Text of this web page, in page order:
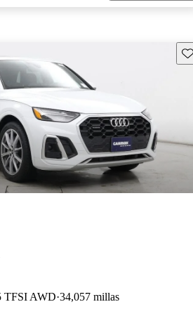
TFSI AWD 34,057 millas